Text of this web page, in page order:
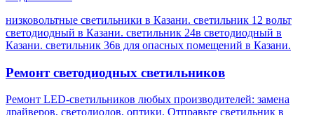
низковольтные светильники в Казани. светильник 12 вольт
светодиодный в Казани. светильник 24в светодиодный в
Казани. светильник 36в для опасных помещений в Казани.
Ремонт светодиодных светильников
Ремонт LED-светильников любых производителей: замена
драйверов, светодиодов, оптики. Отправьте светильник в